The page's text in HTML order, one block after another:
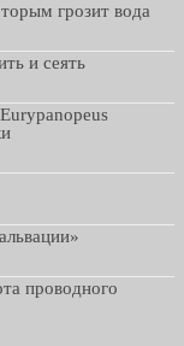
грозит вода
и сеять
проводного